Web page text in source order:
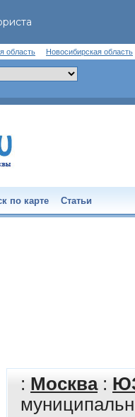
область Новосибирская область
по карте Статьи
: Москва: